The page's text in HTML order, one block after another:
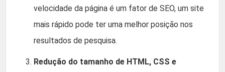
velocidade da página é um fator de SEO, um site
mais rápido pode ter uma melhor posição nos
resultados de pesquisa.
Redução do tamanho de HTML, CSS e